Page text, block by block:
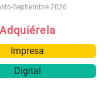
Septiembre 2026
Adquiérela
Impresa
Digital